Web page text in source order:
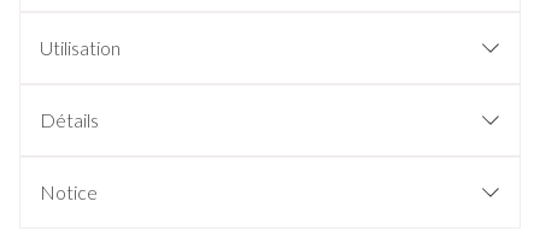
Utilisation
Détails
Notice